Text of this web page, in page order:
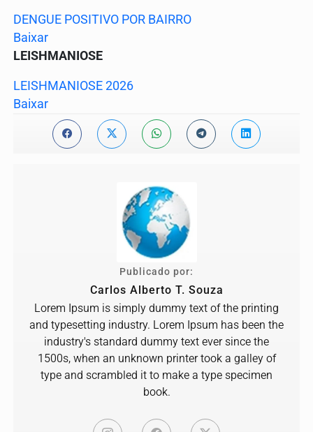
DENGUE POSITIVO POR BAIRRO
Baixar
LEISHMANIOSE
LEISHMANIOSE 2026
Baixar
Publicado por:
Carlos Alberto T. Souza
Lorem Ipsum is simply dummy text of the printing
and typesetting industry. Lorem Ipsum has been the
industry's standard dummy text ever since the
1500s, when an unknown printer took a galley of
type and scrambled it to make a type specimen
book.